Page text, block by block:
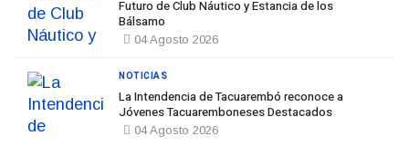
Futuro de Club Náutico y Estancia de los
Bálsamo
04 Agosto 2026
La Intendencia de Tacuarembó reconoce a
Jóvenes Tacuaremboneses Destacados
04 Agosto 2026
NOTICIAS